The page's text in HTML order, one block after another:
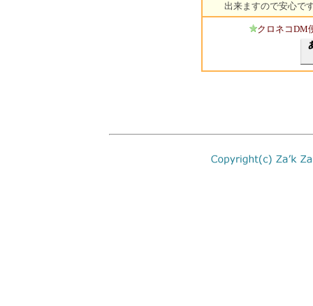
出来ますので安心で
クロネコDM